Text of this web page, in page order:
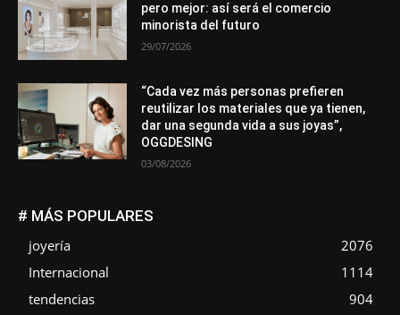
pero mejor: así será el comercio
minorista del futuro
29/07/2026
“Cada vez más personas prefieren
reutilizar los materiales que ya tienen,
dar una segunda vida a sus joyas”,
OGGDESING
03/08/2026
# MÁS POPULARES
joyería
2076
Internacional
1114
tendencias
904